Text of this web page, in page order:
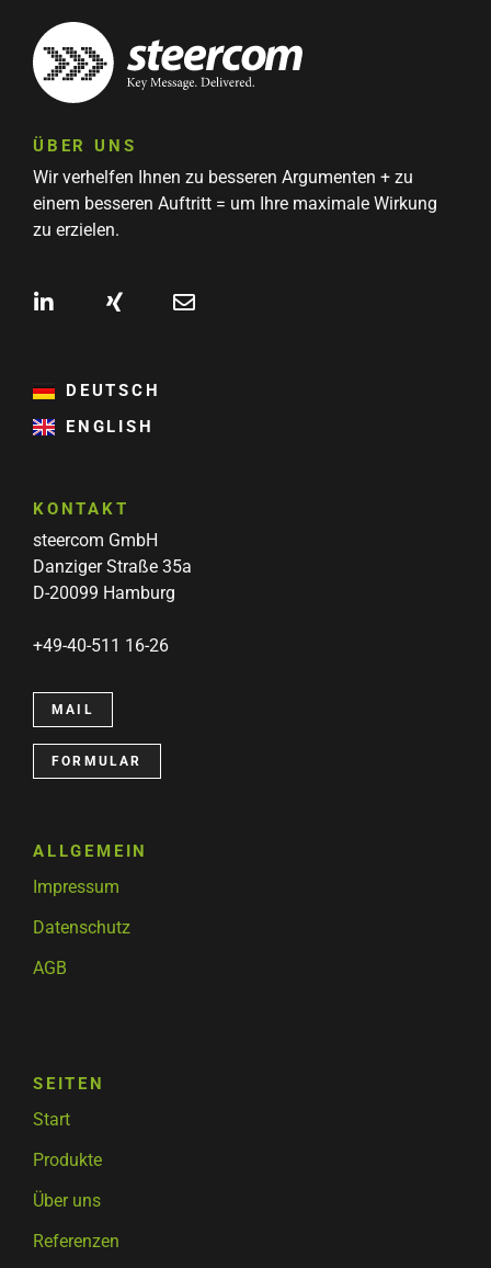
ÜBER UNS
Wir verhelfen Ihnen zu besseren Argumenten + zu
einem besseren Auftritt = um Ihre maximale Wirkung
zu erzielen.
DEUTSCH
ENGLISH
KONTAKT
steercom GmbH
Danziger Straße 35a
D-20099 Hamburg
+49-40-511 16-26
MAIL
FORMULAR
ALLGEMEIN
Impressum
Datenschutz
AGB
SEITEN
Start
Produkte
Über uns
Referenzen